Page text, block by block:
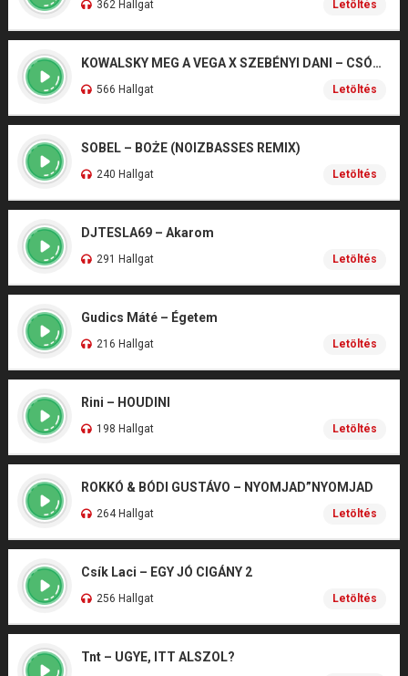
362 Hallgat Letöltés
KOWALSKY MEG A VEGA X SZEBÉNYI DANI – CSÓNAK
566 Hallgat Letöltés
SOBEL – BOŻE (NOIZBASSES REMIX)
240 Hallgat Letöltés
DJTESLA69 – Akarom
291 Hallgat Letöltés
Gudics Máté – Égetem
216 Hallgat Letöltés
Rini – HOUDINI
198 Hallgat Letöltés
ROKKÓ & BÓDI GUSTÁVO – NYOMJAD”NYOMJAD
264 Hallgat Letöltés
Csík Laci – EGY JÓ CIGÁNY 2
256 Hallgat Letöltés
Tnt – UGYE, ITT ALSZOL?